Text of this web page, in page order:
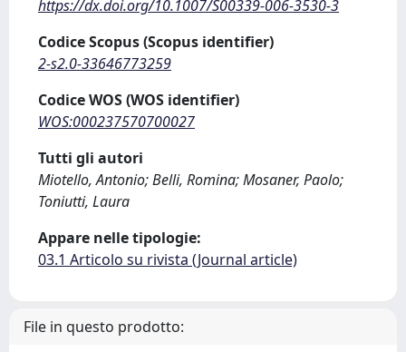
https://dx.doi.org/10.1007/S00339-006-3530-3
Codice Scopus (Scopus identifier)
2-s2.0-33646773259
Codice WOS (WOS identifier)
WOS:000237570700027
Tutti gli autori
Miotello, Antonio; Belli, Romina; Mosaner, Paolo;
Toniutti, Laura
Appare nelle tipologie:
03.1 Articolo su rivista (Journal article)
File in questo prodotto: